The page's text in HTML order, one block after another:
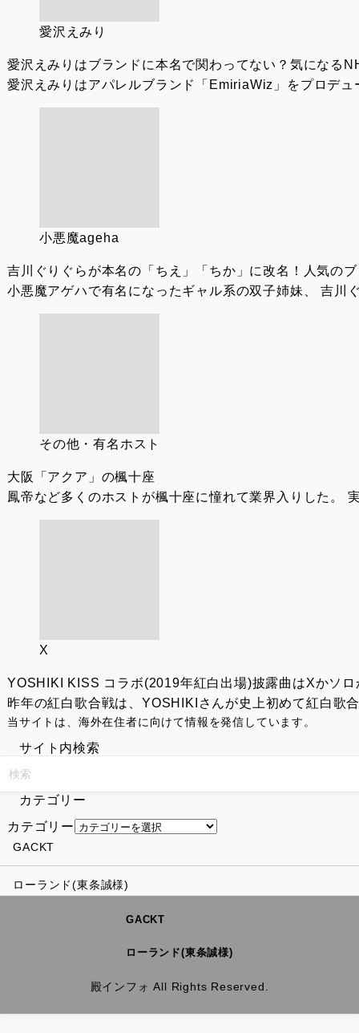
愛沢えみり
愛沢えみりはブランドに本名で関わってない？気になる
愛沢えみりはアパレルブランド「EmiriaWiz」をプロデ
小悪魔ageha
吉川ぐりぐらが本名の「ちえ」「ちか」に改名！人気の
小悪魔アゲハで有名になったギャル系の双子姉妹、 吉川
その他・有名ホスト
大阪「アクア」の楓十座
鳳帝など多くのホストが楓十座に憧れて業界入りした。
X
YOSHIKI KISS コラボ(2019年紅白出場)披露曲はXかソロ
昨年の紅白歌合戦は、YOSHIKIさんが史上初めて紅白歌
当サイトは、海外在住者に向けて情報を発信しています。
サイト内検索
カテゴリー
カテゴリー
GACKT
ローランド(東条誠様)
GACKT
ローランド(東条誠様)
殿インフォ All Rights Reserved.